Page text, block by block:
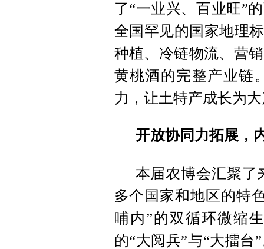
了“一业兴、百业旺”
全国罕见的国家地理
种植、冷链物流、营
黄桃酒的完整产业链
力，让土特产成长为
开放协同力拓展，
本届农博会汇聚了
多个国家和地区的特
哺内”的双循环微缩
的“大阅兵”与“大擂